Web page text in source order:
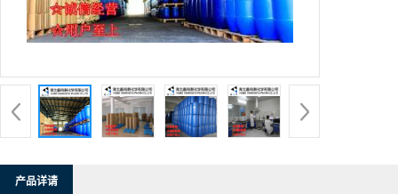
产品详请